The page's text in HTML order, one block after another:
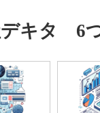
デキタ 6